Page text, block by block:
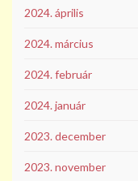
2024. április
2024. március
2024. február
2024. január
2023. december
2023. november